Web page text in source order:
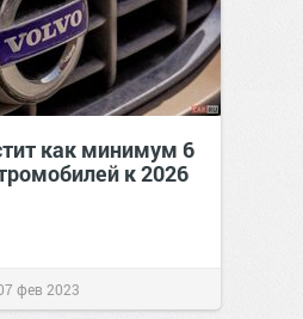
как минимум 6
к 2026
фев 2023